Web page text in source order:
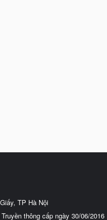
TP Hà Nội
thông cấp ngày 30/06/2016